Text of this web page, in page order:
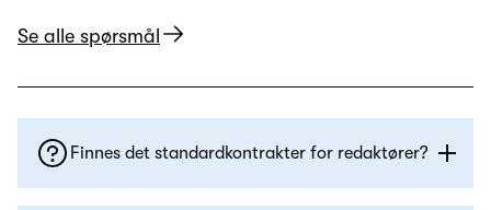
Se alle spørsmål
Finnes det standardkontrakter for redaktører?